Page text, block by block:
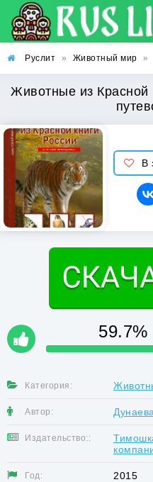
Руслит » Животный мир »
Животные из Красной
В
59.7%
Категория:
Автор:
Издательство::
Год: 2015